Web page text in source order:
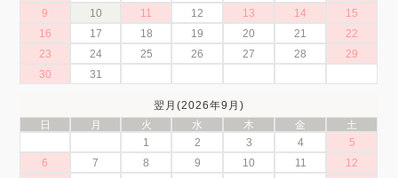
9
10 11 12 13 14
15
16
17 18 19 20 21
22
23
24 25 26 27 28
29
30
31
翌月(2026年9月)
日
月 火 水 木 金
土
1
2 3 4
5
6
7 8 9 10 11
12